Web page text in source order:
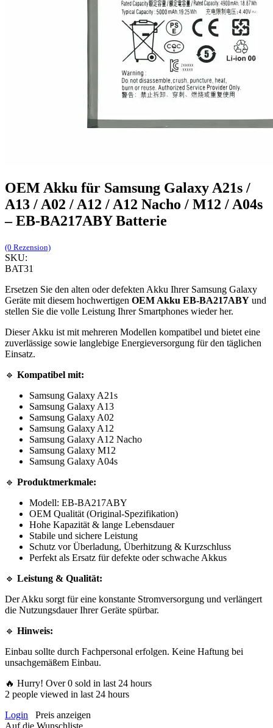
OEM Akku für Samsung Galaxy A21s /
A13 / A02 / A12 / A12 Nacho / M12 / A04s
– EB-BA217ABY Batterie
(0 Rezension)
SKU:
BAT31
Ersetzen Sie den alten oder defekten Akku Ihrer Samsung Galaxy
Geräte mit diesem hochwertigen OEM Akku EB-BA217ABY und
stellen Sie die volle Leistung Ihrer Smartphones wieder her.
Dieser Akku ist mit mehreren Modellen kompatibel und bietet eine
zuverlässige sowie langlebige Energieversorgung für den täglichen
Einsatz.
🔹 Kompatibel mit:
Samsung Galaxy A21s
Samsung Galaxy A13
Samsung Galaxy A02
Samsung Galaxy A12
Samsung Galaxy A12 Nacho
Samsung Galaxy M12
Samsung Galaxy A04s
🔹 Produktmerkmale:
Modell: EB-BA217ABY
OEM Qualität (Original-Spezifikation)
Hohe Kapazität & lange Lebensdauer
Stabile und sichere Leistung
Schutz vor Überladung, Überhitzung & Kurzschluss
Perfekt als Ersatz für defekte oder schwache Akkus
🔹 Leistung & Qualität:
Der Akku sorgt für eine konstante Stromversorgung und verlängert
die Nutzungsdauer Ihrer Geräte spürbar.
🔹 Hinweis:
Einbau sollte durch Fachpersonal erfolgen. Keine Haftung bei
unsachgemäßem Einbau.
🔥 Hurry! Over0 sold in last 24 hours
2 people viewed in last 24 hours
Login
Preis anzeigen
Auf die Wunschliste